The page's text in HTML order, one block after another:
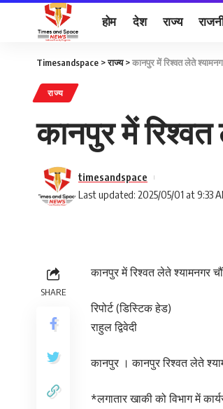
होम देश राज्य
Timesandspace >राज्य>कानपुर में रिश्वत लेते
राज्य
कानपुर में
Last updated: 2025/05/01 at 9:33
timesandspace
SHARE
कानपुर में रिश्वत लेते श्यामनगर
रिपोर्ट (डिस्टिक हेड)
राहुल द्विवेदी
कानपुर । कानपुर रिश्वत लेते
*लगातार खाकी को विभाग में